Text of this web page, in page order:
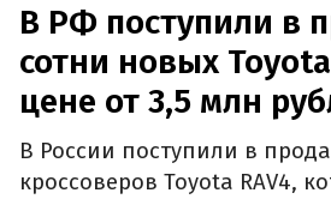
В РФ поступили в
сотни новых
цене от 3,5 млн
В России поступили в
кроссоверов Toyota RAV4,